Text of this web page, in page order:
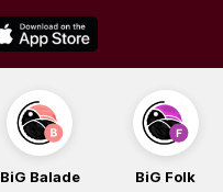
BiG Balade BiG Folk